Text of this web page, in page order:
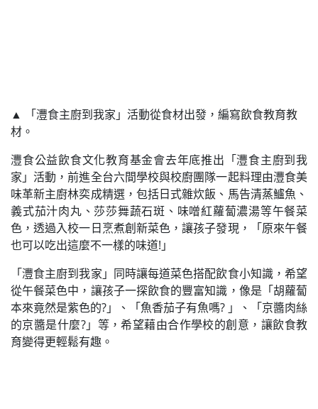
▲ 「灃食主廚到我家」活動從食材出發，編寫飲食教育教
材。
灃食公益飲食文化教育基金會去年底推出「灃食主廚到我
家」活動，前進全台六間學校與校廚團隊一起料理由灃食美
味革新主廚林奕成精選，包括日式雜炊飯、馬告清蒸鱸魚、
義式茄汁肉丸、莎莎舞蔬石斑、味噌紅蘿蔔濃湯等午餐菜
色，透過入校一日烹煮創新菜色，讓孩子發現，「原來午餐
也可以吃出這麼不一樣的味道!」
「灃食主廚到我家」同時讓每道菜色搭配飲食小知識，希望
從午餐菜色中，讓孩子一探飲食的豐富知識，像是「胡蘿蔔
本來竟然是紫色的?」、「魚香茄子有魚嗎? 」、「京醬肉絲
的京醬是什麼?」等，希望藉由合作學校的創意，讓飲食教
育變得更輕鬆有趣。